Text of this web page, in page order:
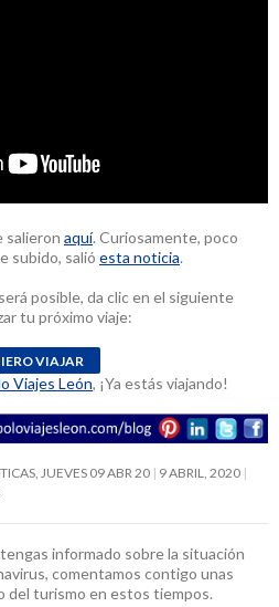
salieron aquí. Curiosamente, poco
subido, salió esta noticia.
posible, da clic en el siguiente
tu próximo viaje:
Viajes León, ¡Ya estás viajando!
JUEVES 09 ABR 20 9 ABRIL, 2020
informado sobre la situación
comentamos contigo unas
del turismo en estos tiempos.